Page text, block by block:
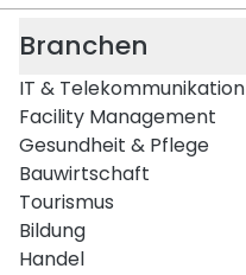
Branchen
IT & Telekommunikation
Facility Management
Gesundheit & Pflege
Bauwirtschaft
Tourismus
Bildung
Handel